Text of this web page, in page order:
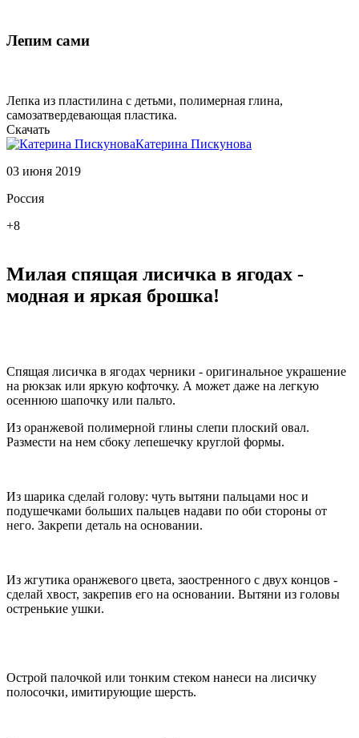
Лепим сами
Лепка из пластилина с детьми, полимерная глина,
самозатвердевающая пластика.
Скачать
Катерина Пискунова
03 июня 2019
Россия
+8
Милая спящая лисичка в ягодах -
модная и яркая брошка!
Спящая лисичка в ягодах черники - оригинальное украшение
на рюкзак или яркую кофточку. А может даже на легкую
осеннюю шапочку или пальто.
Из оранжевой полимерной глины слепи плоский овал.
Размести на нем сбоку лепешечку круглой формы.
Из шарика сделай голову: чуть вытяни пальцами нос и
подушечками больших пальцев надави по оби стороны от
него. Закрепи деталь на основании.
Из жгутика оранжевого цвета, заостренного с двух концов -
сделай хвост, закрепив его на основании. Вытяни из головы
остренькие ушки.
Острой палочкой или тонким стеком нанеси на лисичку
полосочки, имитирующие шерсть.